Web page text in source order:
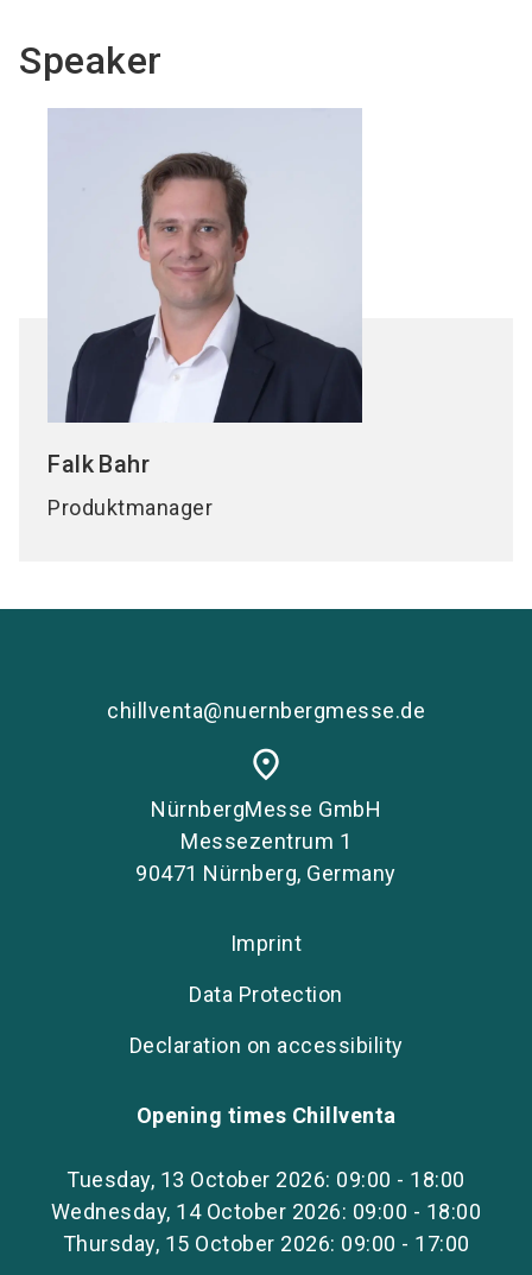
Speaker
Falk Bahr
Produktmanager
chillventa@nuernbergmesse.de
place
NürnbergMesse GmbH
Messezentrum 1
90471 Nürnberg, Germany
Imprint
Data Protection
Declaration on accessibility
Opening times Chillventa
Tuesday, 13 October 2026: 09:00 - 18:00
Wednesday, 14 October 2026: 09:00 - 18:00
Thursday, 15 October 2026: 09:00 - 17:00